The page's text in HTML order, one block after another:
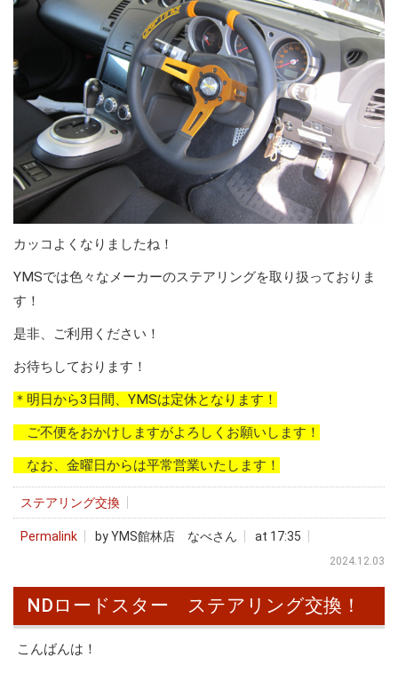
カッコよくなりましたね！
YMSでは色々なメーカーのステアリングを取り扱っておりま
す！
是非、ご利用ください！
お待ちしております！
＊明日から3日間、YMSは定休となります！
ご不便をおかけしますがよろしくお願いします！
なお、金曜日からは平常営業いたします！
ステアリング交換
Permalink by YMS館林店 なべさん at 17:35
2024.12.03
NDロードスター ステアリング交換！
こんばんは！